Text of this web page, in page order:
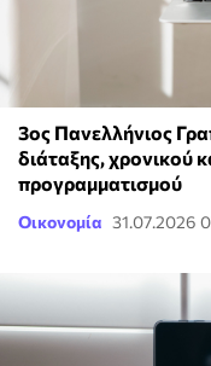
3ος Πανελλήνιος
διάταξης, χρονικού
προγραμματισμού
Οικονομία 31.07.2026